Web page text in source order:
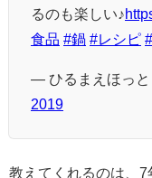
るのも楽しい♪
食品 #鍋 #レシピ
— ひるまえほっと
2019
教えてくれるのは、